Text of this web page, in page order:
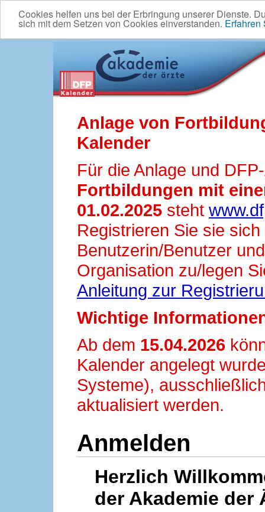
Cookies helfen uns bei der Erbringung unserer Dienste.
sich mit dem Setzen von Cookies einverstanden. Erfahren
Anlage von
Kalender
Für die Anlage und
Fortbildungen mit
01.02.2025 steht
Registrieren Sie sie
Benutzerin/Benutzer
Organisation zu/legen
Anleitung zur
Wichtige
Ab dem 15.04.2026
Kalender angelegt
Systeme),
aktualisiert werden.
Anmelden
Herzlich
der Akademie der